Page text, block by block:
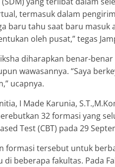
termasuk dalam
baru tahu saat baru masuk
oleh pusat,” tegas
diharapkan benar-
wawasannya. “Saya
ucapnya.
I Made Karunia,
32 formasi yang
Test (CBT) pada 29
formasi tersebut untuk
beberapa fakultas. Pada